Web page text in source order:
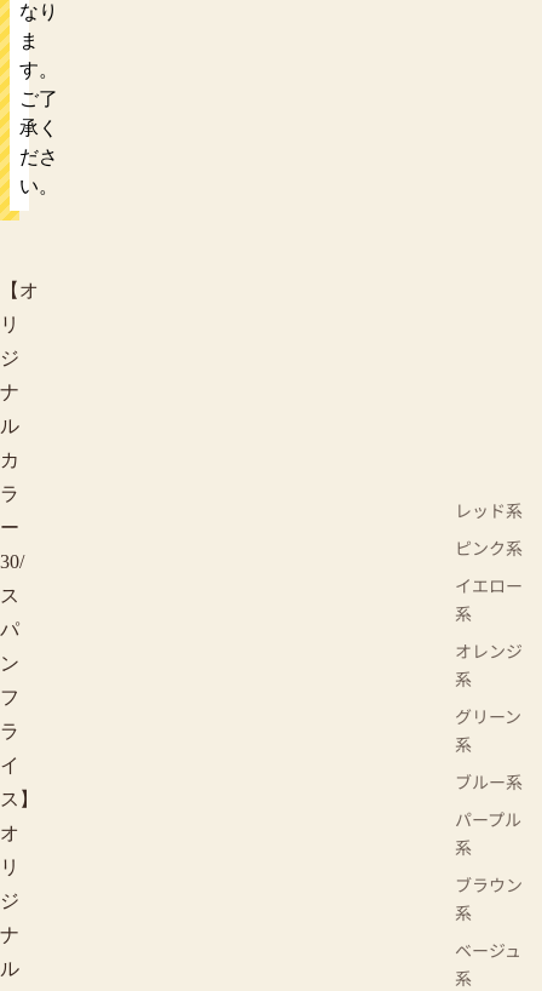
レッド系
ピンク系
イエロー
系
オレンジ
系
グリーン
系
ブルー系
パープル
系
ブラウン
系
ベージュ
系
なり
ま
す。
ご了
承く
ださ
い。
【オ
リ
ジ
ナ
ル
カ
ラ
ー
30/
ス
パ
ン
フ
ラ
イ
ス】
オ
リ
ジ
ナ
ル